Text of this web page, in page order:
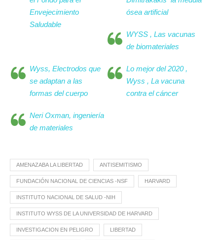
Envejecimiento
Saludable
ósea artificial
WYSS , Las vacunas
de biomateriales
Wyss, Electrodos que
se adaptan a las
formas del cuerpo
Lo mejor del 2020 ,
Wyss , La vacuna
contra el cáncer
Neri Oxman, ingeniería
de materiales
AMENAZABA LA LIBERTAD ANTISEMITISMO
FUNDACIÓN NACIONAL DE CIENCIAS -NSF HARVARD
INSTITUTO NACIONAL DE SALUD -NIH
INSTITUTO WYSS DE LA UNIVERSIDAD DE HARVARD
INVESTIGACION EN PELIGRO LIBERTAD